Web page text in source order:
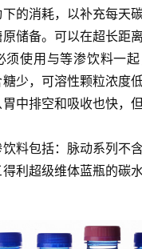
的消耗，以补充每天
储备。可以在超长距
须使用与等渗饮料一
少，可溶性颗粒浓度
中排空和吸收也快，
料包括：脉动系列不
利超级维体蓝瓶的碳